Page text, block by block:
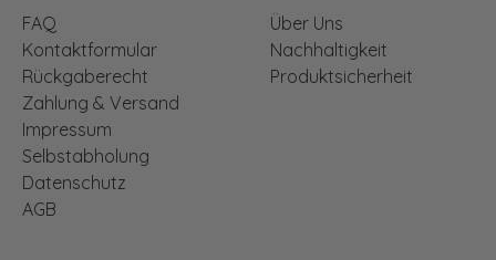
FAQ
Kontaktformular
Rückgaberecht
Zahlung & Versand
Impressum
Selbstabholung
Datenschutz
AGB
Über Uns
Nachhaltigkeit
Produktsicherheit